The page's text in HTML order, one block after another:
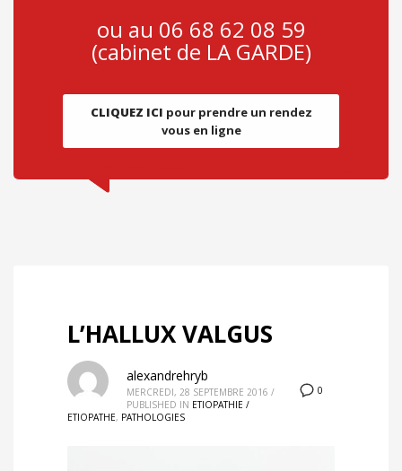
ou au 06 68 62 08 59
(cabinet de LA GARDE)
CLIQUEZ ICI pour prendre un rendez
vous en ligne
L’HALLUX VALGUS
0
alexandrehryb
MERCREDI, 28 SEPTEMBRE 2016 /
PUBLISHED IN ETIOPATHIE /
ETIOPATHE, PATHOLOGIES